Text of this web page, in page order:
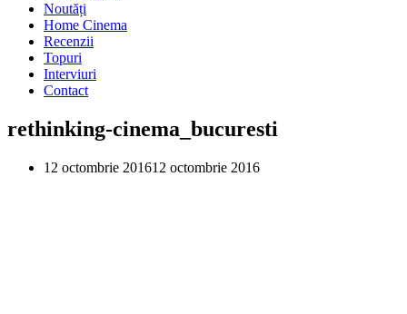
Noutăți
Home Cinema
Recenzii
Topuri
Interviuri
Contact
rethinking-cinema_bucuresti
12 octombrie 201612 octombrie 2016